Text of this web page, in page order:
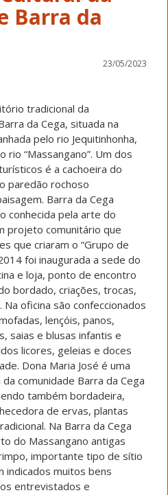
Barra da
23/05/2023
tradicional da
da Cega, situada na
pelo rio Jequitinhonha,
rio “Massangano”. Um dos
é a cachoeira do
paredão rochoso
Barra da Cega
conhecida pela arte do
projeto comunitário que
que criaram o “Grupo de
foi inaugurada a sede do
e loja, ponto de encontro
bordado, criações, trocas,
oficina são confeccionados
lençóis, panos,
saias e blusas infantis e
licores, geleias e doces
Dona Maria José é uma
comunidade Barra da Cega
também bordadeira,
de ervas, plantas
Na Barra da Cega
do Massangano antigas
importante tipo de sítio
indicados muitos bens
entrevistados e